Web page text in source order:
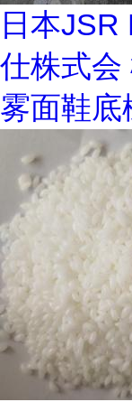
日本
仕株式会
雾面鞋底